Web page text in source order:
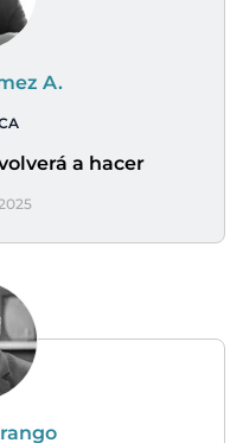
A.
a hacer